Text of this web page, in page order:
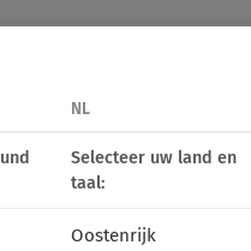
NL
Selecteer uw land en
taal:
Oostenrijk